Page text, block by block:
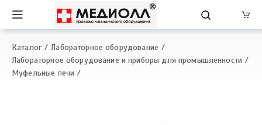
Каталог
Лабораторное оборудование
Лабораторное оборудование и приборы для промышленности
Муфельные печи